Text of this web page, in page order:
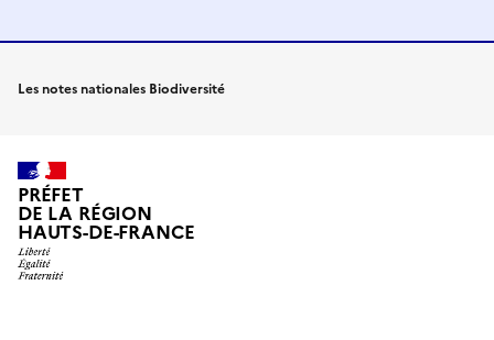
Les notes nationales Biodiversité
PRÉFET
DE LA RÉGION
HAUTS-DE-FRANCE